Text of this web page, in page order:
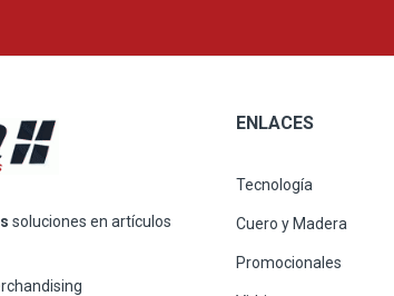
soluciones en artículos
ENLACES
Tecnología
Cuero y Madera
Promocionales